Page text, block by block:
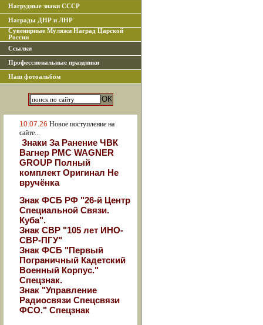
Нагрудные знаки СССР
Награды ДНР и ЛНР
Сувенирные Муляжи Наград Царской
России
Ссылки
Профессиональные праздники
Наш фотоальбом
10.07.26 Новое поступление на
сайте...
Знаки За Ранение ЧВК
Вагнер РМС WAGNER
GROUP Полный
комплект Оригинал Не
вручёнка
Знак ФСБ РФ "26-й Центр
Специальной Связи.
Куба".
Знак СВР "105 лет ИНО-
СВР-ПГУ"
Знак ФСБ "Первый
Пограничный Кадетский
Военный Корпус."
Спецзнак.
Знак "Управление
Радиосвязи Спецсвязи
ФСО." Спецзнак